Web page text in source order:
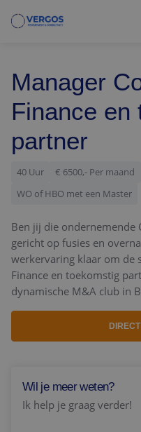
Vacatures
Recruitment
Business Support
Over ons
Manager
Finance en
partner
40 Uur € 6500,- Per maand
WO of HBO met een Master
Ben jij die ondernemende
gericht op fusies en
werkervaring klaar om de
Finance en toekomstig
dynamische M&A club in
Wil je meer weten?
Ik help je graag verder!